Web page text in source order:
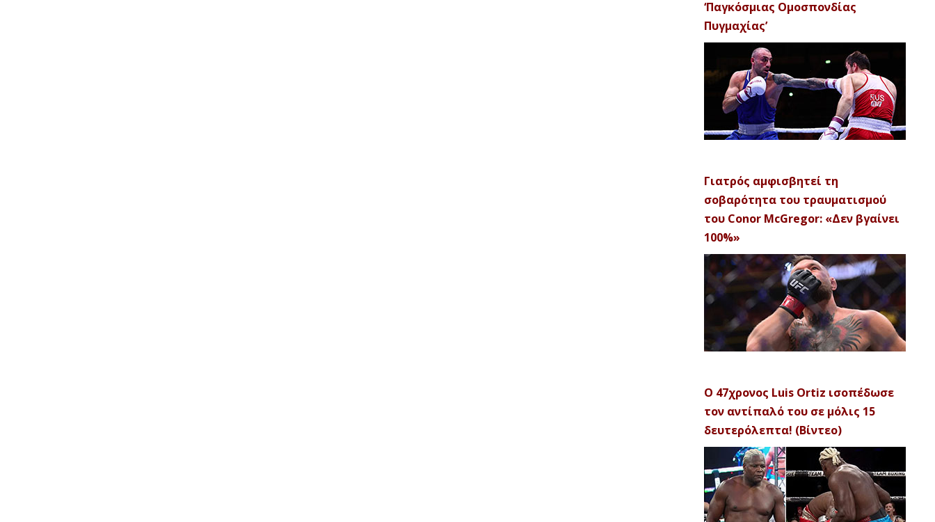
‘Παγκόσμιας Ομοσπονδίας
Πυγμαχίας’
Γιατρός αμφισβητεί τη
σοβαρότητα του τραυματισμού
του Conor McGregor: «Δεν βγαίνει
100%»
Ο 47χρονος Luis Ortiz ισοπέδωσε
τον αντίπαλό του σε μόλις 15
δευτερόλεπτα! (Βίντεο)